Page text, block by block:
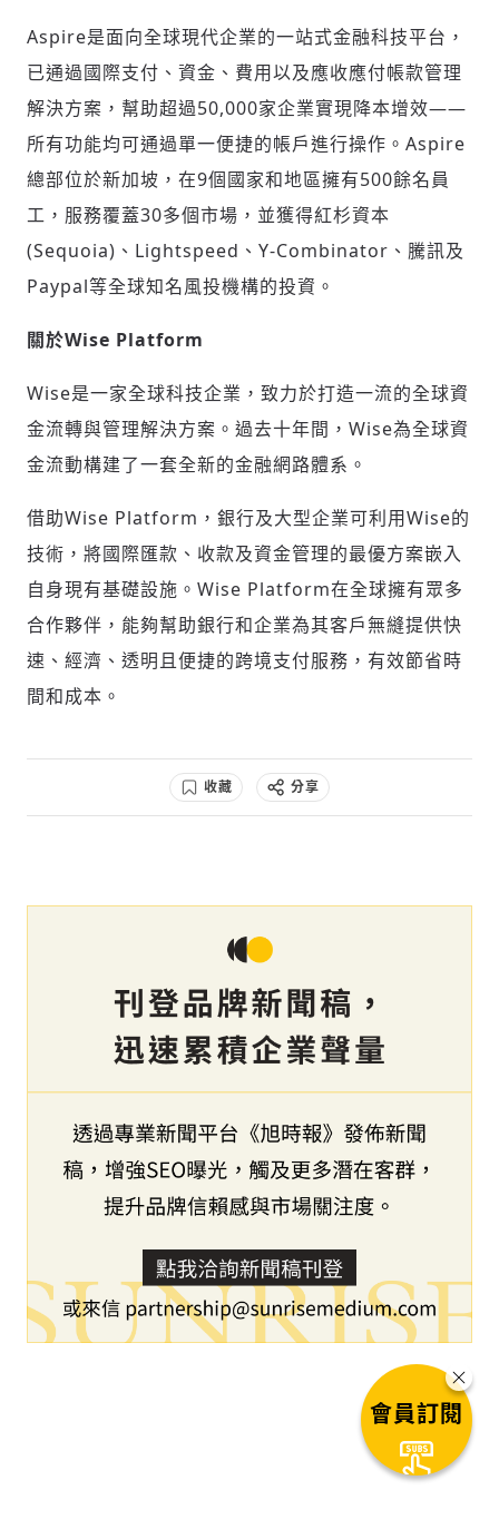
Aspire是面向全球現代企業的一站式金融科技平台，
已通過國際支付、資金、費用以及應收應付帳款管理
解決方案，幫助超過50,000家企業實現降本增效——
所有功能均可通過單一便捷的帳戶進行操作。Aspire
總部位於新加坡，在9個國家和地區擁有500餘名員
工，服務覆蓋30多個市場，並獲得紅杉資本
(Sequoia)、Lightspeed、Y-Combinator、騰訊及
Paypal等全球知名風投機構的投資。
關於Wise Platform
Wise是一家全球科技企業，致力於打造一流的全球資
金流轉與管理解決方案。過去十年間，Wise為全球資
金流動構建了一套全新的金融網路體系。
借助Wise Platform，銀行及大型企業可利用Wise的
技術，將國際匯款、收款及資金管理的最優方案嵌入
自身現有基礎設施。Wise Platform在全球擁有眾多
合作夥伴，能夠幫助銀行和企業為其客戶無縫提供快
速、經濟、透明且便捷的跨境支付服務，有效節省時
間和成本。
收藏 分享
會員訂閱